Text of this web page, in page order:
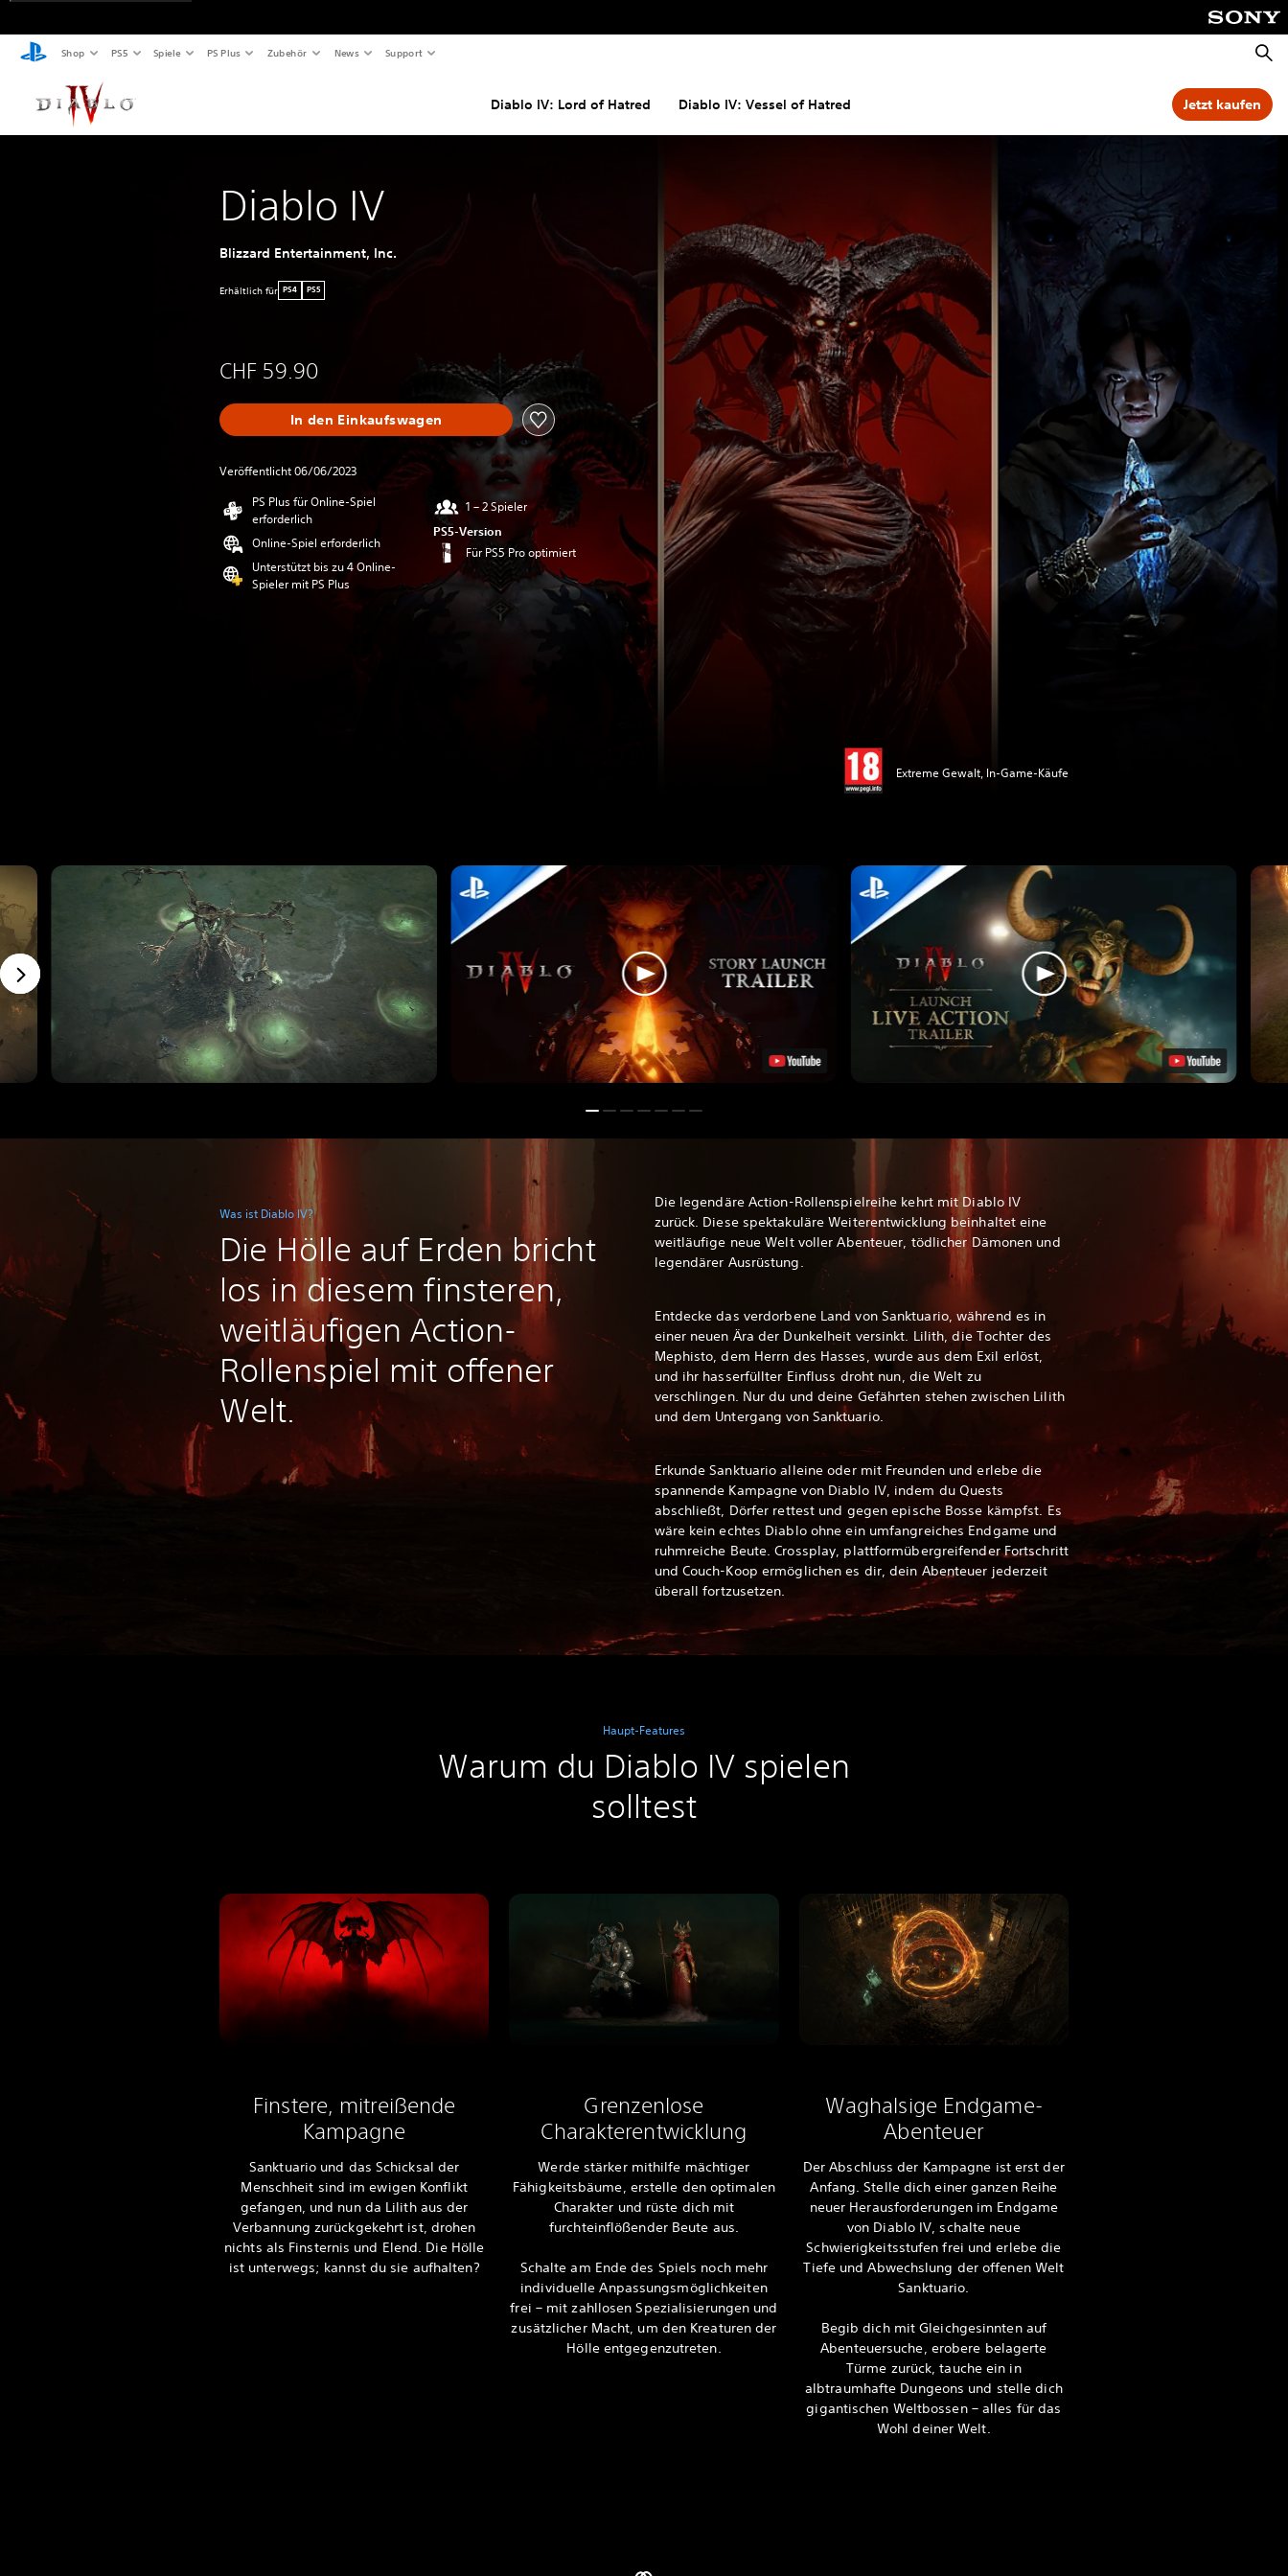
Shop PS5 Spiele PS Plus Zubehör News Support
Diablo IV: Lord of Hatred Diablo IV: Vessel of Hatred Jetzt kaufen
Diablo IV
Blizzard Entertainment, Inc.
Erhältlich für PS4 PS5
CHF 59.90
In den Einkaufswagen
Veröffentlicht 06/06/2023
PS Plus für Online-Spiel
erforderlich
Online-Spiel erforderlich
Unterstützt bis zu 4 Online-
Spieler mit PS Plus
1 – 2 Spieler
PS5-Version
Für PS5 Pro optimiert
Extreme Gewalt, In-Game-Käufe
Was ist Diablo IV?
Die Hölle auf Erden bricht
los in diesem finsteren,
weitläufigen Action-
Rollenspiel mit offener
Welt.
Die legendäre Action-Rollenspielreihe kehrt mit Diablo IV
zurück. Diese spektakuläre Weiterentwicklung beinhaltet eine
weitläufige neue Welt voller Abenteuer, tödlicher Dämonen und
legendärer Ausrüstung.
Entdecke das verdorbene Land von Sanktuario, während es in
einer neuen Ära der Dunkelheit versinkt. Lilith, die Tochter des
Mephisto, dem Herrn des Hasses, wurde aus dem Exil erlöst,
und ihr hasserfüllter Einfluss droht nun, die Welt zu
verschlingen. Nur du und deine Gefährten stehen zwischen Lilith
und dem Untergang von Sanktuario.
Erkunde Sanktuario alleine oder mit Freunden und erlebe die
spannende Kampagne von Diablo IV, indem du Quests
abschließt, Dörfer rettest und gegen epische Bosse kämpfst. Es
wäre kein echtes Diablo ohne ein umfangreiches Endgame und
ruhmreiche Beute. Crossplay, plattformübergreifender Fortschritt
und Couch-Koop ermöglichen es dir, dein Abenteuer jederzeit
überall fortzusetzen.
Haupt-Features
Warum du Diablo IV spielen
solltest
Finstere, mitreißende
Kampagne
Sanktuario und das Schicksal der
Menschheit sind im ewigen Konflikt
gefangen, und nun da Lilith aus der
Verbannung zurückgekehrt ist, drohen
nichts als Finsternis und Elend. Die Hölle
ist unterwegs; kannst du sie aufhalten?
Grenzenlose
Charakterentwicklung
Werde stärker mithilfe mächtiger
Fähigkeitsbäume, erstelle den optimalen
Charakter und rüste dich mit
furchteinflößender Beute aus.
Schalte am Ende des Spiels noch mehr
individuelle Anpassungsmöglichkeiten
frei – mit zahllosen Spezialisierungen und
zusätzlicher Macht, um den Kreaturen der
Hölle entgegenzutreten.
Waghalsige Endgame-
Abenteuer
Der Abschluss der Kampagne ist erst der
Anfang. Stelle dich einer ganzen Reihe
neuer Herausforderungen im Endgame
von Diablo IV, schalte neue
Schwierigkeitsstufen frei und erlebe die
Tiefe und Abwechslung der offenen Welt
Sanktuario.
Begib dich mit Gleichgesinnten auf
Abenteuersuche, erobere belagerte
Türme zurück, tauche ein in
albtraumhafte Dungeons und stelle dich
gigantischen Weltbossen – alles für das
Wohl deiner Welt.